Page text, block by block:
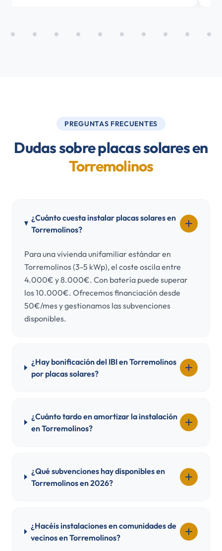
PREGUNTAS FRECUENTES
Dudas sobre placas solares en
Torremolinos
¿Cuánto cuesta instalar placas solares en
Torremolinos?
Para una vivienda unifamiliar estándar en
Torremolinos (3-5 kWp), el coste oscila entre
4.000€ y 8.000€. Con batería puede superar
los 10.000€. Ofrecemos financiación desde
50€/mes y gestionamos las subvenciones
disponibles.
¿Hay bonificación del IBI en Torremolinos
por placas solares?
¿Cuánto tardo en amortizar la instalación
en Torremolinos?
¿Qué subvenciones hay disponibles en
Torremolinos en 2026?
¿Hacéis instalaciones en comunidades de
vecinos en Torremolinos?